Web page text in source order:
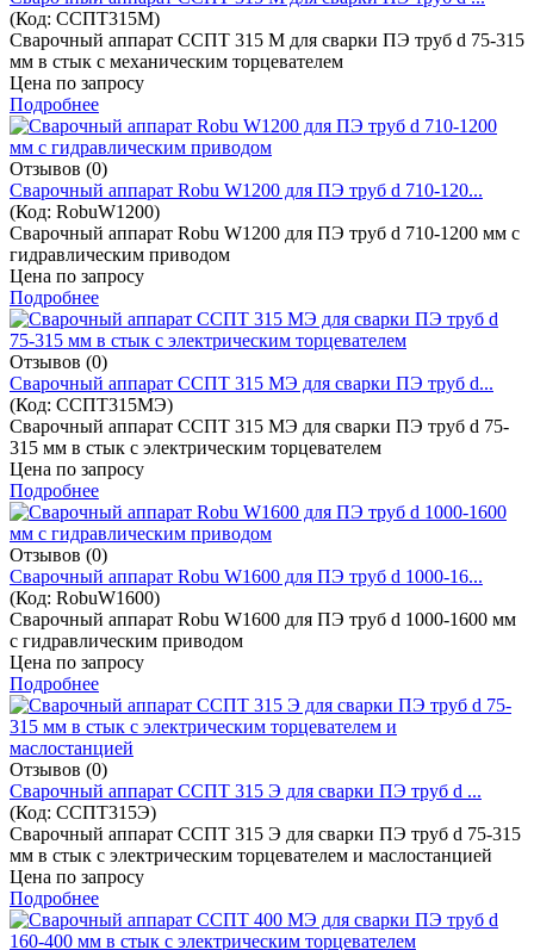
(Код: ССПТ315М)
Cварочный аппарат ССПТ 315 М для сварки ПЭ труб d 75-315
мм в стык с механическим торцевателем
Цена по запросу
Подробнее
Отзывов (0)
Cварочный аппарат Robu W1200 для ПЭ труб d 710-120...
(Код: RobuW1200)
Cварочный аппарат Robu W1200 для ПЭ труб d 710-1200 мм с
гидравлическим приводом
Цена по запросу
Подробнее
Отзывов (0)
Cварочный аппарат ССПТ 315 МЭ для сварки ПЭ труб d...
(Код: ССПТ315МЭ)
Cварочный аппарат ССПТ 315 МЭ для сварки ПЭ труб d 75-
315 мм в стык с электрическим торцевателем
Цена по запросу
Подробнее
Отзывов (0)
Cварочный аппарат Robu W1600 для ПЭ труб d 1000-16...
(Код: RobuW1600)
Cварочный аппарат Robu W1600 для ПЭ труб d 1000-1600 мм
с гидравлическим приводом
Цена по запросу
Подробнее
Отзывов (0)
Cварочный аппарат ССПТ 315 Э для сварки ПЭ труб d ...
(Код: ССПТ315Э)
Cварочный аппарат ССПТ 315 Э для сварки ПЭ труб d 75-315
мм в стык с электрическим торцевателем и маслостанцией
Цена по запросу
Подробнее